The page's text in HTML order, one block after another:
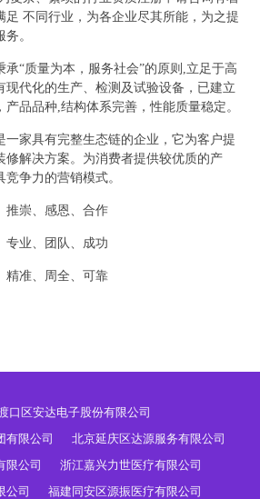
足 不同行业，为各企业尽其所能，为之提
。
承“质量为本，服务社会”的原则,立足于高
现代化的生产、检测及试验设备，已建立
品品种,结构体系完善，性能质量稳定。
一家具有完整生态链的企业，它为客户提
修解决方案。为消费者提供较优质的产
争力的营销模式。
推崇、感恩、合作
专业、团队、成功
精准、周全、可靠
口区安达电子股份有限公司
有限公司
北京延庆区达源服务有限公司
限公司
浙江嘉兴力世医疗有限公司
公司
福建同安区源振医疗有限公司